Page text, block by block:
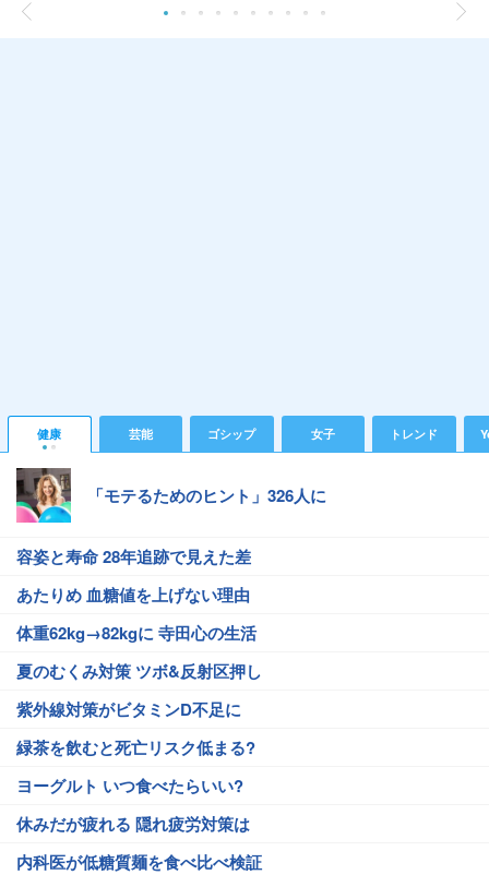
健康 芸能 ゴシップ 女子 トレンド
「モテるためのヒント」326人に
容姿と寿命 28年追跡で見えた差
あたりめ 血糖値を上げない理由
体重62kg→82kgに 寺田心の生活
夏のむくみ対策 ツボ&反射区押し
紫外線対策がビタミンD不足に
緑茶を飲むと死亡リスク低まる?
ヨーグルト いつ食べたらいい?
休みだが疲れる 隠れ疲労対策は
内科医が低糖質麺を食べ比べ検証